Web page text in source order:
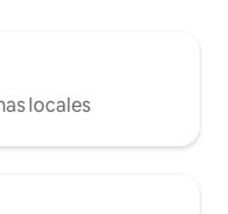
locales